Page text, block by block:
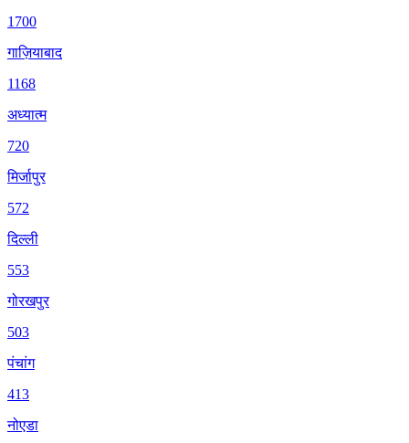
1700
गाज़ियाबाद
1168
अध्यात्म
720
मिर्जापुर
572
दिल्ली
553
गोरखपुर
503
पंचांग
413
नोएडा